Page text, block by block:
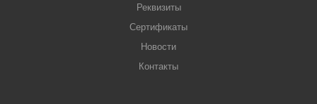
Реквизиты
Сертификаты
Новости
Контакты